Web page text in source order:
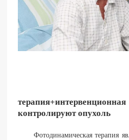
контролируют опухоль
Фотодинамическая терапия